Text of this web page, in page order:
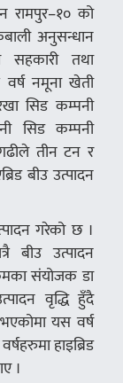
रामपुर–१० को
अनुसन्धान
सहकारी तथा
नमूना खेती
सिड कम्पनी
सिड कम्पनी
तीन टन र
बीउ उत्पादन
गरेको छ ।
बीउ उत्पादन
संयोजक डा
वृद्धि हुँदै
यस वर्ष
हाइब्रिड
।